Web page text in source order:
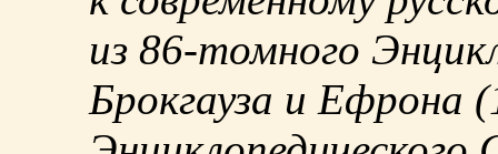
из 86-томного
Брокгауза и Ефрона